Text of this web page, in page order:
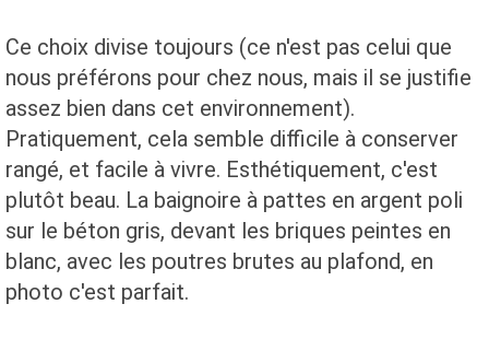
Ce choix divise toujours (ce n'est pas celui que
nous préférons pour chez nous, mais il se justifie
assez bien dans cet environnement).
Pratiquement, cela semble difficile à conserver
rangé, et facile à vivre. Esthétiquement, c'est
plutôt beau. La baignoire à pattes en argent poli
sur le béton gris, devant les briques peintes en
blanc, avec les poutres brutes au plafond, en
photo c'est parfait.